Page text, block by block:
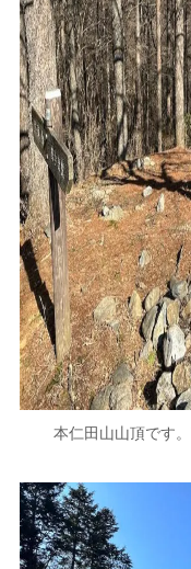
本仁田山山頂です